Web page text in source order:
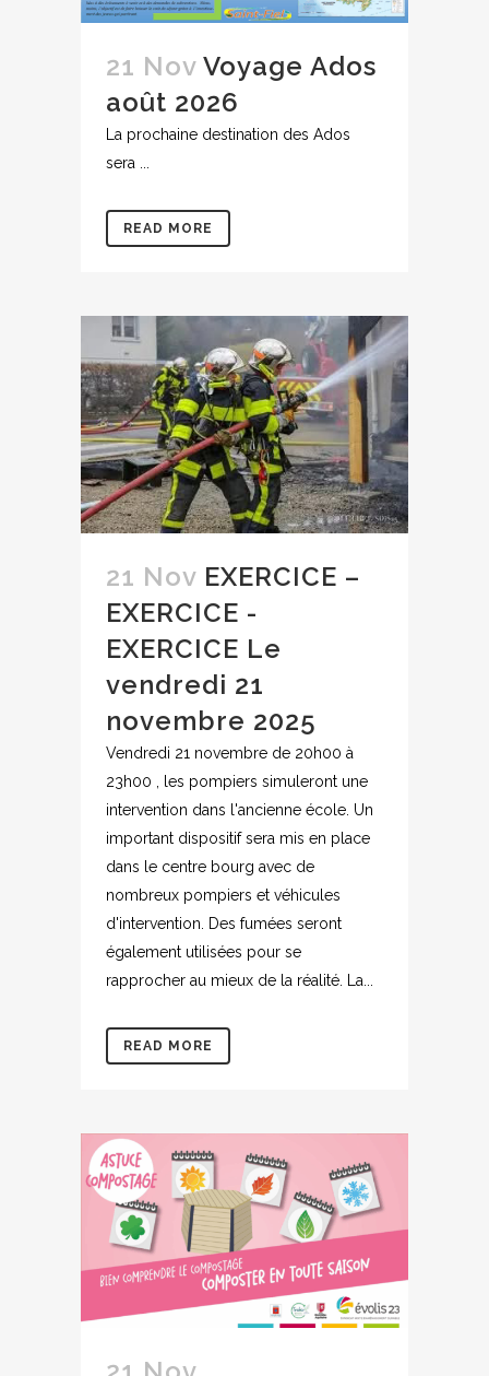
21 Nov Voyage Ados
août 2026
La prochaine destination des Ados
sera ...
READ MORE
21 Nov EXERCICE –
EXERCICE -
EXERCICE Le
vendredi 21
novembre 2025
Vendredi 21 novembre de 20h00 à
23h00 , les pompiers simuleront une
intervention dans l'ancienne école. Un
important dispositif sera mis en place
dans le centre bourg avec de
nombreux pompiers et véhicules
d'intervention. Des fumées seront
également utilisées pour se
rapprocher au mieux de la réalité. La...
READ MORE